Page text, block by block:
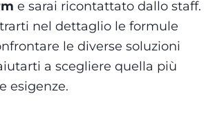
e sarai ricontattato dallo staff.
nel dettaglio le formule
le diverse soluzioni
a scegliere quella più
esigenze.